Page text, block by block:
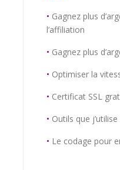
• Gagnez plus
l’affiliation
• Gagnez plus
• Optimiser la
• Certificat SSL
• Outils que j’utilise
• Le codage pour